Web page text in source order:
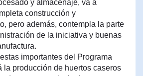
y almacenaje, va a
construcción y
pero además, contempla la parte
de la iniciativa y buenas
importantes del Programa
la producción de huertos caseros